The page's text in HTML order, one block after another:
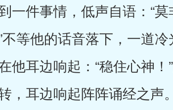
一件事情，低声自语：“
不等他的话音落下，一道
他耳边响起：“稳住心神
，耳边响起阵阵诵经之